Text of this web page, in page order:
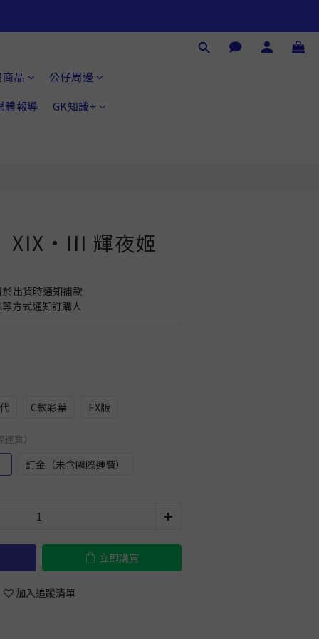
品
公仔周邊
體報導
GK知識+
XIX·III 輝夜姬
出貨時通知補款
方式通知訂購人
C款彩葉 EX版
費）
訂金（未含國際運費）
立即購買
加入追蹤清單
立即購買